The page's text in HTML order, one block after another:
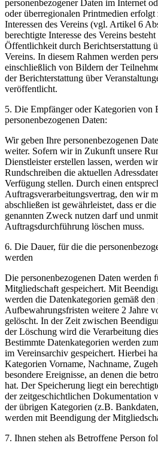
personenbezogener Daten im Internet
oder überregionalen Printmedien
Interessen des Vereins (vgl. Artikel 6
berechtigte Interesse des Vereins
Öffentlichkeit durch Berichtserstattung
Vereins. In diesem Rahmen werden
einschließlich von Bildern der
der Berichterstattung über
veröffentlicht.
5. Die Empfänger oder Kategorien von
personenbezogenen Daten:
Wir geben Ihre personenbezogenen
weiter. Sofern wir in Zukunft unsere
Dienstleister erstellen lassen, werden
Rundschreiben die aktuellen
Verfügung stellen. Durch einen
Auftragsverarbeitungsvertrag, den wir
abschließen ist gewährleistet, dass er
genannten Zweck nutzen darf und
Auftragsdurchführung löschen muss.
6. Die Dauer, für die die
werden
Die personenbezogenen Daten werden
Mitgliedschaft gespeichert. Mit
werden die Datenkategorien gemäß den
Aufbewahrungsfristen weitere 2 Jahre
gelöscht. In der Zeit zwischen
der Löschung wird die Verarbeitung
Bestimmte Datenkategorien werden
im Vereinsarchiv gespeichert. Hierbei
Kategorien Vorname, Nachname,
besondere Ereignisse, an denen die
hat. Der Speicherung liegt ein
der zeitgeschichtlichen Dokumentation
der übrigen Kategorien (z.B.
werden mit Beendigung der
7. Ihnen stehen als Betroffene Person